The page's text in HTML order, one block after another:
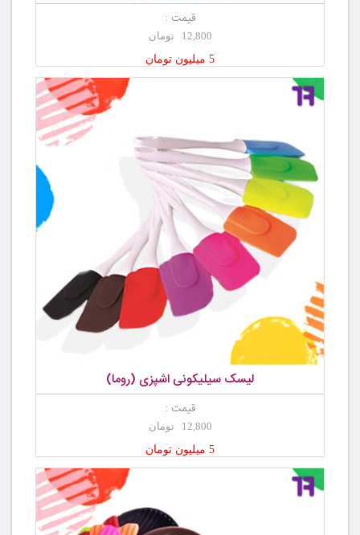
قیمت :
12,800 تومان
5 میلیون تومان
لیسک سیلیکونی اشپزی (روما)
قیمت :
12,800 تومان
5 میلیون تومان